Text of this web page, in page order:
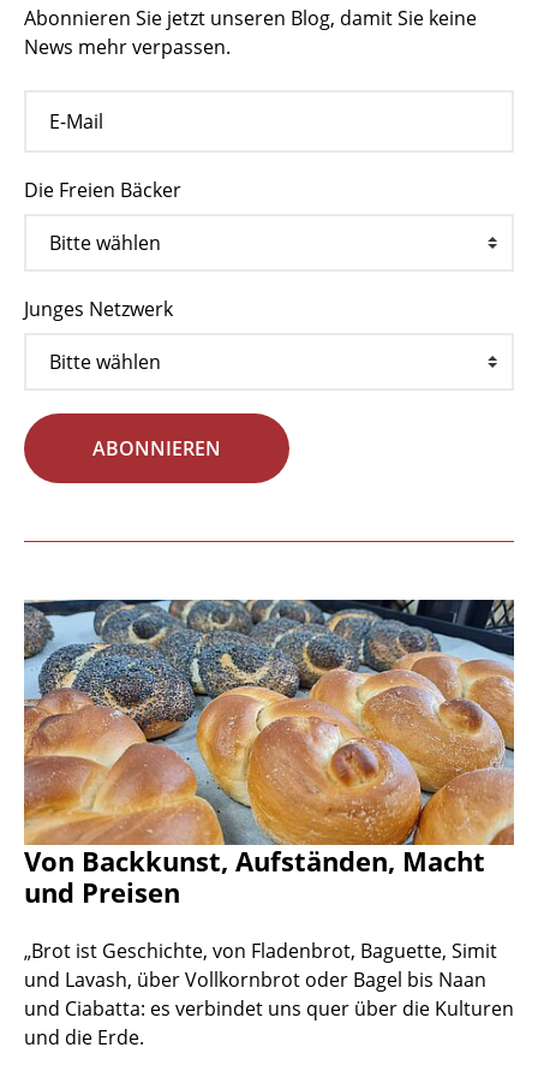
Abonnieren Sie jetzt unseren Blog, damit Sie keine
News mehr verpassen.
Die Freien Bäcker
Junges Netzwerk
ABONNIEREN
Von Backkunst, Aufständen, Macht
und Preisen
„Brot ist Geschichte, von Fladenbrot, Baguette, Simit
und Lavash, über Vollkornbrot oder Bagel bis Naan
und Ciabatta: es verbindet uns quer über die Kulturen
und die Erde.